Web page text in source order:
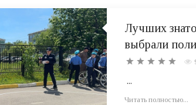
Лучших
выбрали
...
Читать полностью...